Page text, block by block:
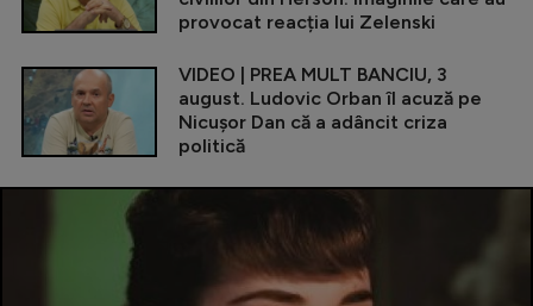
provocat reacția lui Zelenski
VIDEO | PREA MULT BANCIU, 3
august. Ludovic Orban îl acuză pe
Nicușor Dan că a adâncit criza
politică